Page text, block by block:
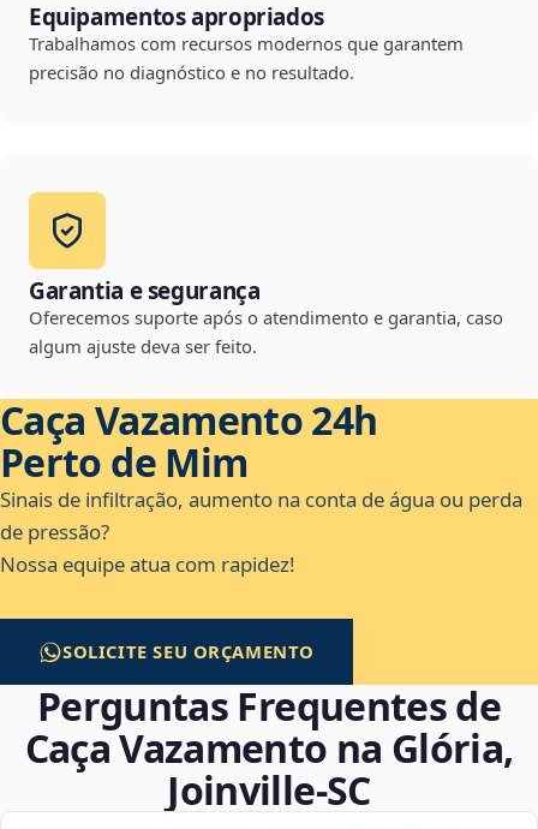
Equipamentos apropriados
Trabalhamos com recursos modernos que garantem
precisão no diagnóstico e no resultado.
Garantia e segurança
Oferecemos suporte após o atendimento e garantia, caso
algum ajuste deva ser feito.
Caça Vazamento 24h
Perto de Mim
Sinais de infiltração, aumento na conta de água ou perda
de pressão?
Nossa equipe atua com rapidez!
SOLICITE SEU ORÇAMENTO
Perguntas Frequentes de
Caça Vazamento na Glória,
Joinville‑SC